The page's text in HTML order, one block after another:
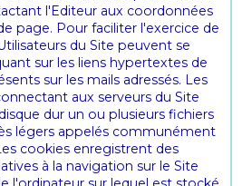
l'Editeur aux coordonnées
page. Pour faciliter l'exercice de
du Site peuvent se
sur les liens hypertextes de
sur les mails adressés. Les
aux serveurs du Site
dur un ou plusieurs fichiers
légers appelés communément
cookies enregistrent des
à la navigation sur le Site